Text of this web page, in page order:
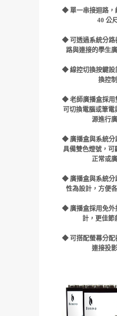
◆單一串接迴路
40 公
◆可透過系統分
路與連接的學生
◆線控切換按鍵
換控
◆ 老師廣播盒採用
可切換電腦或筆電
源進行
◆ 廣播盒與系統分
具備雙色燈號，可
正常或
◆ 廣播盒與系統分
性為設計，方便
◆ 廣播盒採用免
計，更佳節
◆可搭配螢幕分配
連接投